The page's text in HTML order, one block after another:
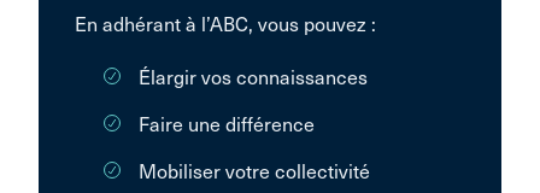
En adhérant à l’ABC, vous pouvez :
Élargir vos connaissances
Faire une différence
Mobiliser votre collectivité